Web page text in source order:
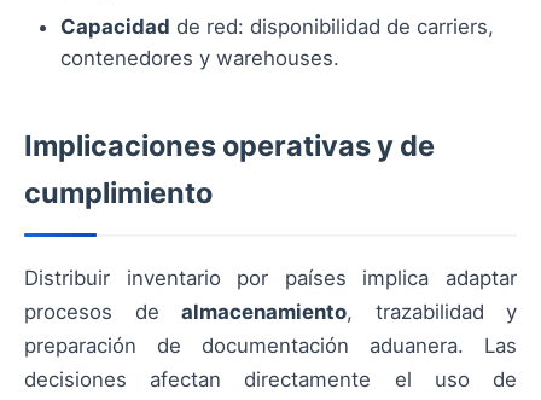
Capacidad de red: disponibilidad de carriers,
contenedores y warehouses.
Implicaciones operativas y de
cumplimiento
Distribuir inventario por países implica adaptar
procesos de almacenamiento, trazabilidad y
preparación de documentación aduanera. Las
decisiones afectan directamente el uso de